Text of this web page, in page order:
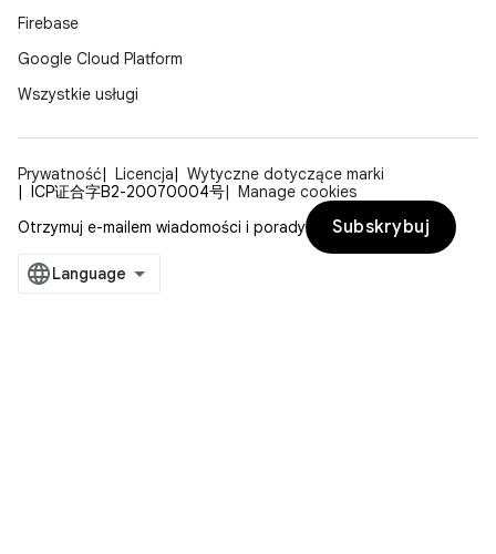
Firebase
Google Cloud Platform
Wszystkie usługi
Prywatność Licencja
Wytyczne dotyczące marki
ICP证合字B2-20070004号
Manage cookies
Otrzymuj e-mailem wiadomości i porady
Subskrybuj